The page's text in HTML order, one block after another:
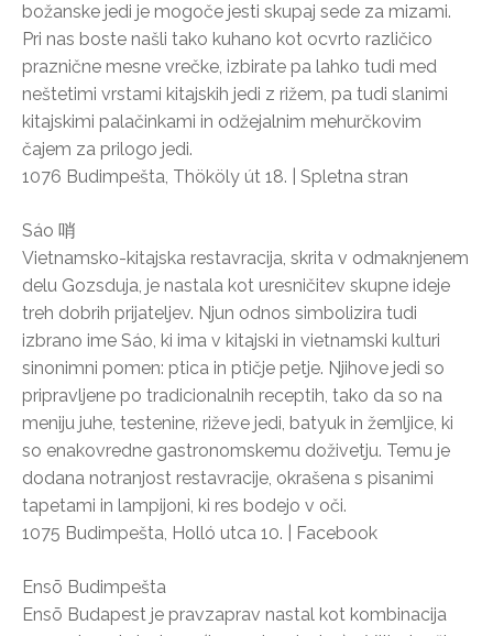
božanske jedi je mogoče jesti skupaj sede za mizami.
Pri nas boste našli tako kuhano kot ocvrto različico
praznične mesne vrečke, izbirate pa lahko tudi med
neštetimi vrstami kitajskih jedi z rižem, pa tudi slanimi
kitajskimi palačinkami in odžejalnim mehurčkovim
čajem za prilogo jedi.
1076 Budimpešta, Thököly út 18. | Spletna stran
Sáo 哨
Vietnamsko-kitajska restavracija, skrita v odmaknjenem
delu Gozsduja, je nastala kot uresničitev skupne ideje
treh dobrih prijateljev. Njun odnos simbolizira tudi
izbrano ime Sáo, ki ima v kitajski in vietnamski kulturi
sinonimni pomen: ptica in ptičje petje. Njihove jedi so
pripravljene po tradicionalnih receptih, tako da so na
meniju juhe, testenine, riževe jedi, batyuk in žemljice, ki
so enakovredne gastronomskemu doživetju. Temu je
dodana notranjost restavracije, okrašena s pisanimi
tapetami in lampijoni, ki res bodejo v oči.
1075 Budimpešta, Holló utca 10. | Facebook
Ensō Budimpešta
Ensō Budapest je pravzaprav nastal kot kombinacija